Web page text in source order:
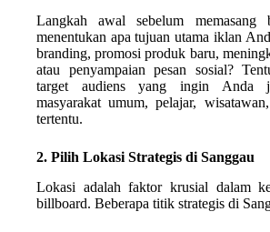
Langkah awal sebelum memasang
menentukan apa tujuan utama iklan
branding, promosi produk baru,
atau penyampaian pesan sosial?
target audiens yang ingin Anda
masyarakat umum, pelajar,
tertentu.
2. Pilih Lokasi Strategis di Sanggau
Lokasi adalah faktor krusial dalam
billboard. Beberapa titik strategis di